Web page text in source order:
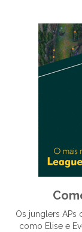
Os junglers APs
como Elise e